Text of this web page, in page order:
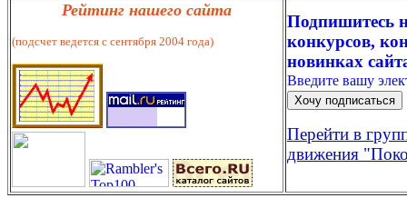
Рейтинг нашего сайта
(подсчет ведется с сентября 2004 года)
Подпишитесь
конкурсов,
новинках
Введите вашу
Перейти в
движения